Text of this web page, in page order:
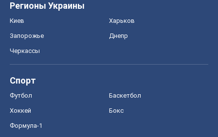
Регионы Украины
Киев Харьков
Запорожье Днепр
Черкассы
Спорт
Футбол Баскетбол
Хоккей Бокс
Формула-1